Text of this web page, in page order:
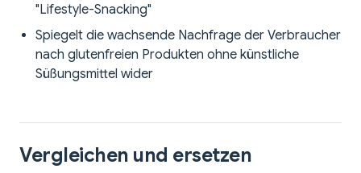
"Lifestyle-Snacking"
Spiegelt die wachsende Nachfrage der Verbraucher
nach glutenfreien Produkten ohne künstliche
Süßungsmittel wider
Vergleichen und ersetzen